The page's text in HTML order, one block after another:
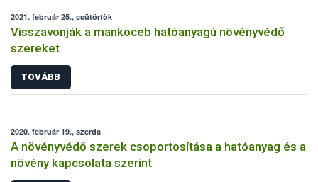
2021. február 25., csütörtök
Visszavonják a mankoceb hatóanyagú növényvédő
szereket
TOVÁBB
2020. február 19., szerda
A növényvédő szerek csoportosítása a hatóanyag és a
növény kapcsolata szerint